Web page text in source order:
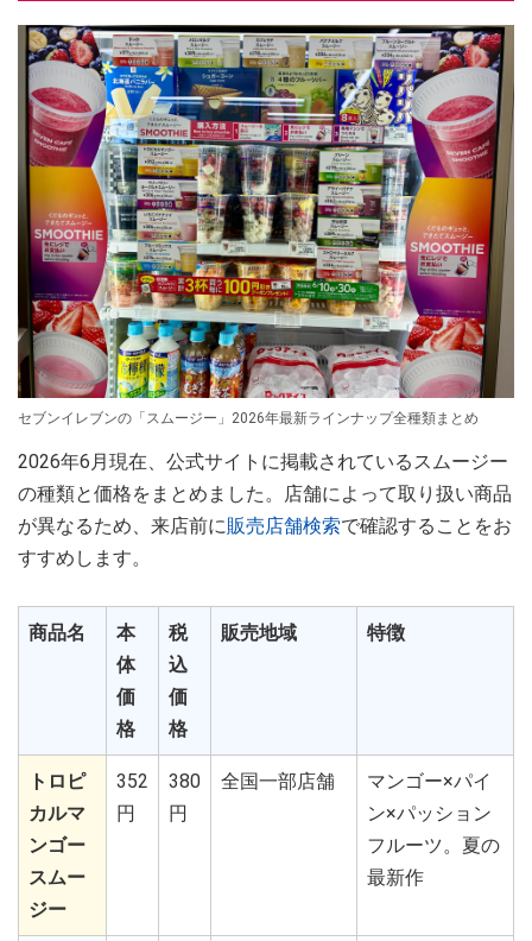
セブンイレブンの「スムージー」2026年最新ラインナップ全種類まとめ
2026年6月現在、公式サイトに掲載されているスムージー
の種類と価格をまとめました。店舗によって取り扱い商品
が異なるため、来店前に販売店舗検索で確認することをお
すすめします。
商品名
本
体
価
格
税
込
価
格
販売地域 特徴
トロピ
カルマ
ンゴー
スムー
ジー
352
円
380
円
全国一部店舗
マンゴー×パイ
ン×パッション
フルーツ。夏の
最新作